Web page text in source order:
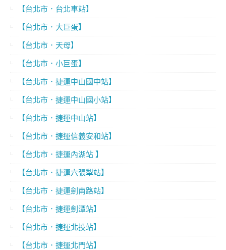
【台北市．台北車站】
【台北市．大巨蛋】
【台北市．天母】
【台北市．小巨蛋】
【台北市．捷運中山國中站】
【台北市．捷運中山國小站】
【台北市．捷運中山站】
【台北市．捷運信義安和站】
【台北市．捷運內湖站 】
【台北市．捷運六張犁站】
【台北市．捷運劍南路站】
【台北市．捷運劍潭站】
【台北市．捷運北投站】
【台北市．捷運北門站】